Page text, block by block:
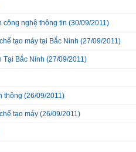
công nghệ thông tin (30/09/2011)
tạo máy tại Bắc Ninh (27/09/2011)
Tại Bắc Ninh (27/09/2011)
thông (26/09/2011)
tạo máy (26/09/2011)